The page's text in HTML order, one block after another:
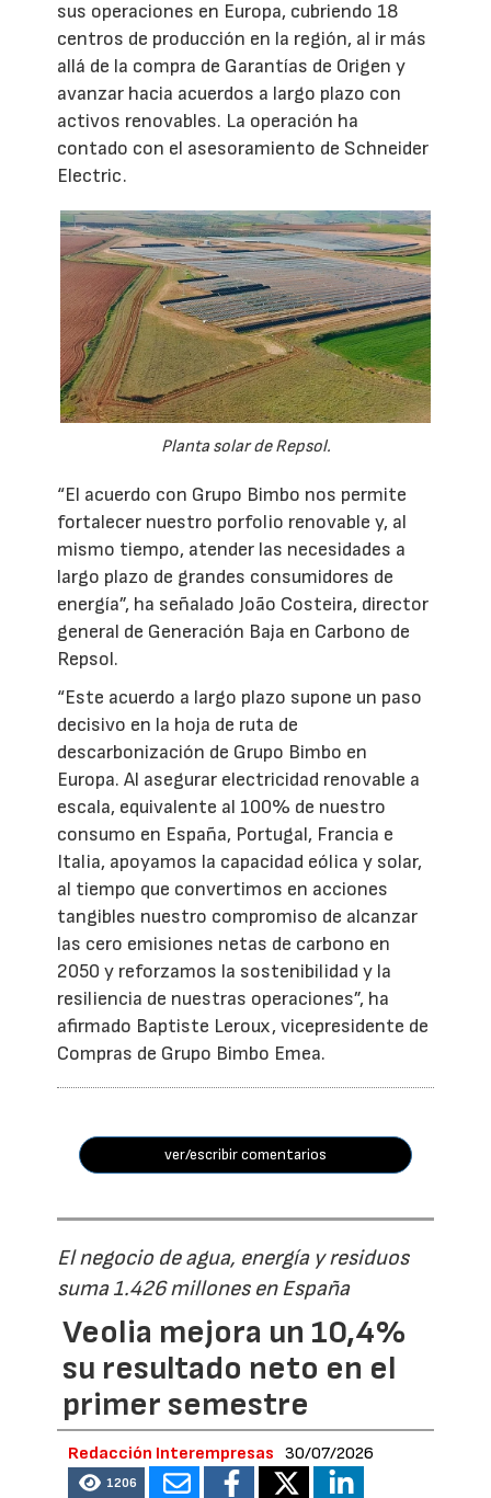
sus operaciones en Europa, cubriendo 18
centros de producción en la región, al ir más
allá de la compra de Garantías de Origen y
avanzar hacia acuerdos a largo plazo con
activos renovables. La operación ha
contado con el asesoramiento de Schneider
Electric.
Planta solar de Repsol.
“El acuerdo con Grupo Bimbo nos permite
fortalecer nuestro porfolio renovable y, al
mismo tiempo, atender las necesidades a
largo plazo de grandes consumidores de
energía”, ha señalado João Costeira, director
general de Generación Baja en Carbono de
Repsol.
“Este acuerdo a largo plazo supone un paso
decisivo en la hoja de ruta de
descarbonización de Grupo Bimbo en
Europa. Al asegurar electricidad renovable a
escala, equivalente al 100% de nuestro
consumo en España, Portugal, Francia e
Italia, apoyamos la capacidad eólica y solar,
al tiempo que convertimos en acciones
tangibles nuestro compromiso de alcanzar
las cero emisiones netas de carbono en
2050 y reforzamos la sostenibilidad y la
resiliencia de nuestras operaciones”, ha
afirmado Baptiste Leroux, vicepresidente de
Compras de Grupo Bimbo Emea.
ver/escribir comentarios
El negocio de agua, energía y residuos
suma 1.426 millones en España
Veolia mejora un 10,4%
su resultado neto en el
primer semestre
Redacción Interempresas 30/07/2026
1206